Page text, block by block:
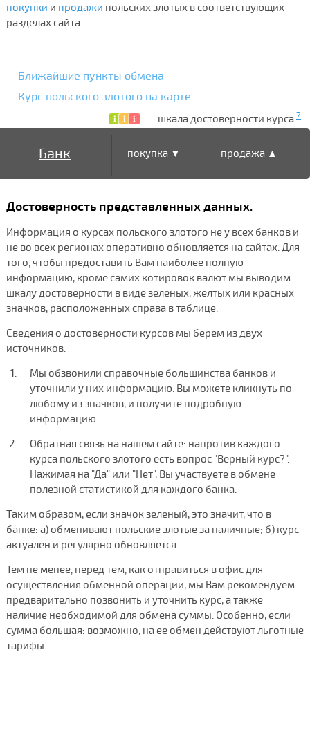
покупки и продажи польских злотых в соответствующих
разделах сайта.
Ближайшие пункты обмена
Курс польского злотого на карте
— шкала достоверности курса.?
Банк покупка ▼ продажа ▲
Достоверность представленных данных.
Информация о курсах польского злотого не у всех банков и
не во всех регионах оперативно обновляется на сайтах. Для
того, чтобы предоставить Вам наиболее полную
информацию, кроме самих котировок валют мы выводим
шкалу достоверности в виде зеленых, желтых или красных
значков, расположенных справа в таблице.
Сведения о достоверности курсов мы берем из двух
источников:
Мы обзвонили справочные большинства банков и
уточнили у них информацию. Вы можете кликнуть по
любому из значков, и получите подробную
информацию.
Обратная связь на нашем сайте: напротив каждого
курса польского злотого есть вопрос "Верный курс?".
Нажимая на "Да" или "Нет", Вы участвуете в обмене
полезной статистикой для каждого банка.
Таким образом, если значок зеленый, это значит, что в
банке: а) обменивают польские злотые за наличные; б) курс
актуален и регулярно обновляется.
Тем не менее, перед тем, как отправиться в офис для
осуществления обменной операции, мы Вам рекомендуем
предварительно позвонить и уточнить курс, а также
наличие необходимой для обмена суммы. Особенно, если
сумма большая: возможно, на ее обмен действуют льготные
тарифы.